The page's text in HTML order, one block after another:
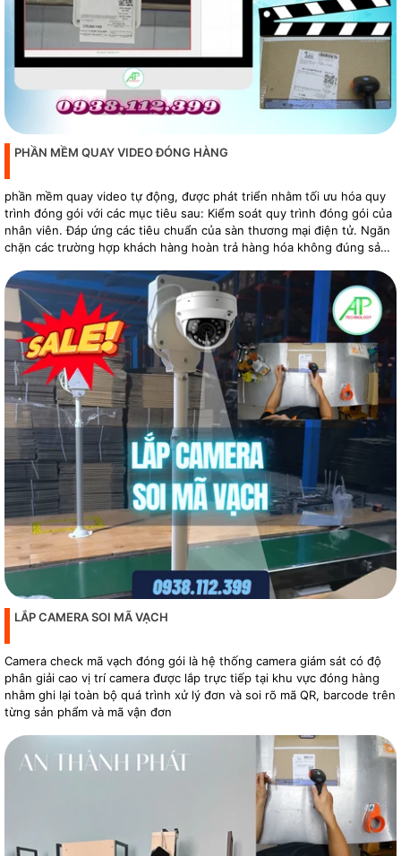
PHẦN MỀM QUAY VIDEO ĐÓNG HÀNG
phần mềm quay video tự động, được phát triển nhằm tối ưu hóa quy
trình đóng gói với các mục tiêu sau: Kiểm soát quy trình đóng gói của
nhân viên. Đáp ứng các tiêu chuẩn của sàn thương mại điện tử. Ngăn
chặn các trường hợp khách hàng hoàn trả hàng hóa không đúng sản
LẮP CAMERA SOI MÃ VẠCH
Camera check mã vạch đóng gói là hệ thống camera giám sát có độ
phân giải cao vị trí camera được lắp trực tiếp tại khu vực đóng hàng
nhằm ghi lại toàn bộ quá trình xử lý đơn và soi rõ mã QR, barcode trên
từng sản phẩm và mã vận đơn